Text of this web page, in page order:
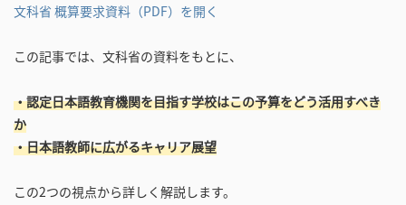
文科省 概算要求資料（PDF）を開く
この記事では、文科省の資料をもとに、
・認定日本語教育機関を目指す学校はこの予算をどう活用すべき
か
・日本語教師に広がるキャリア展望
この2つの視点から詳しく解説します。